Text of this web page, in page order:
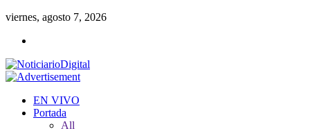
viernes, agosto 7, 2026
EN VIVO
Portada
All